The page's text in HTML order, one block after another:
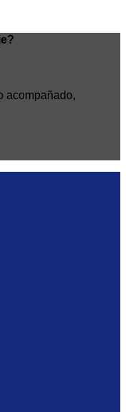
acompañado,